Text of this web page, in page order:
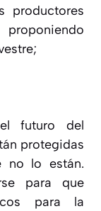
productores
futuro del
protegidas
no lo están.
para que
para la